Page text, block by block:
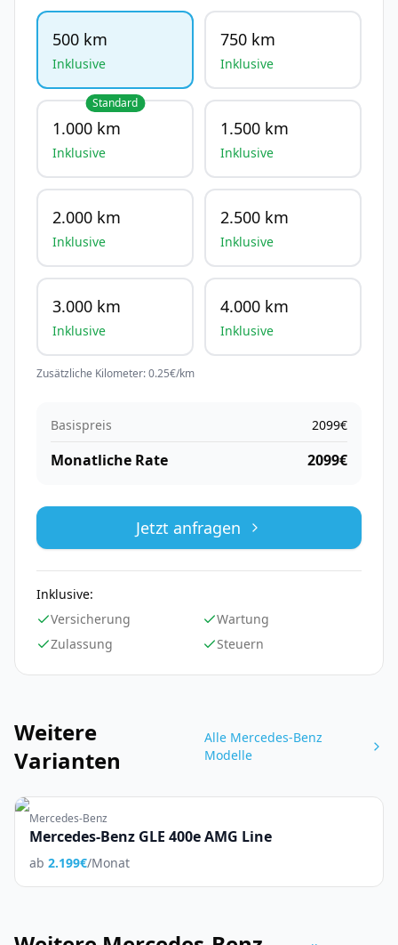
500 km
Inklusive
750 km
Inklusive
Standard
1.000 km
Inklusive
1.500 km
Inklusive
2.000 km
Inklusive
2.500 km
Inklusive
3.000 km
Inklusive
4.000 km
Inklusive
Zusätzliche Kilometer:0.25€/km
Basispreis 2099€
Monatliche Rate 2099€
Jetzt anfragen
Inklusive:
Versicherung
Wartung
Zulassung
Steuern
Weitere
Varianten
Alle Mercedes-Benz
Modelle
Mercedes-Benz
Mercedes-Benz GLE 400e AMG Line
ab 2.199€/Monat